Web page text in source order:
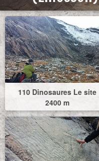
110 Dinosaures Le site
2400 m